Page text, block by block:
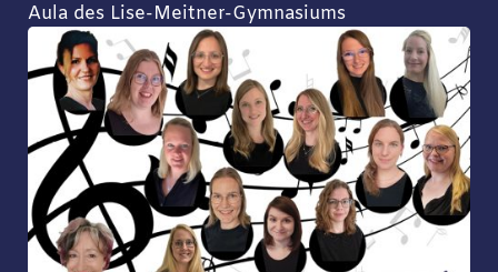
Aula des Lise-Meitner-Gymnasiums